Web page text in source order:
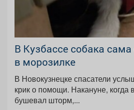
В Кузбассе собака
в морозилке
В Новокузнецке спасатели
крик о помощи. Накануне, когда в Новокузнецке
бушевал шторм,...